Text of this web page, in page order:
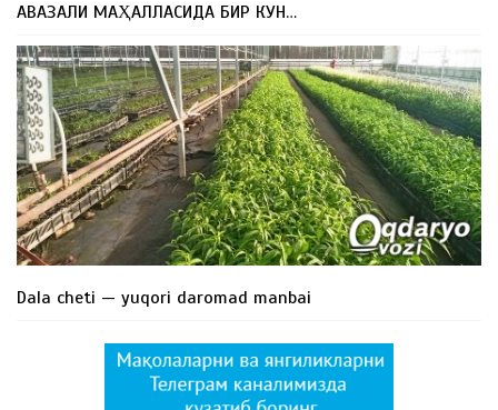
АВАЗАЛИ МАҲАЛЛАСИДА БИР КУН…
Dala cheti — yuqori daromad manbai